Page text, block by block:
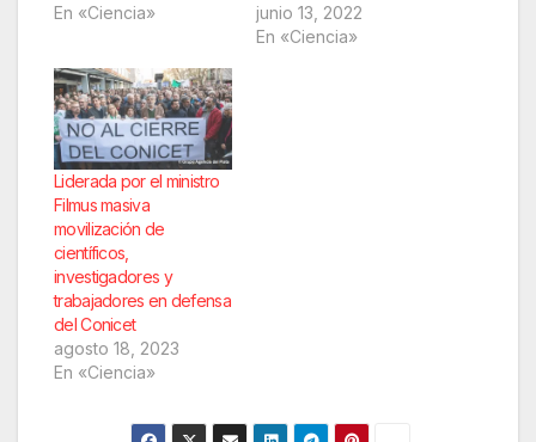
En «Ciencia»
junio 13, 2022
En «Ciencia»
Liderada por el ministro
Filmus masiva
movilización de
científicos,
investigadores y
trabajadores en defensa
del Conicet
agosto 18, 2023
En «Ciencia»